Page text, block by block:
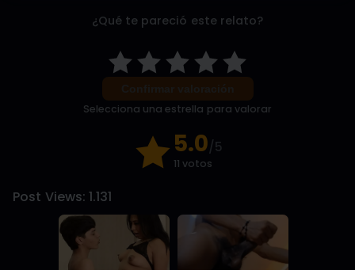
¿Qué te pareció este relato?
Selecciona una estrella para valorar
5.0/5
11 votos
Post Views: 1.131